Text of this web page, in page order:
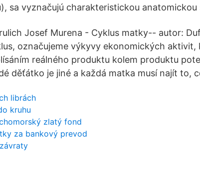
sa vyznačujú charakteristickou anatomickou
Josef Murena - Cyklus matky-- autor:
označujeme výkyvy ekonomických aktivit,
reálného produktu kolem produktu
děťátko je jiné a každá matka musí najít to,
librách
kruhu
zlatý fond
za bankový prevod